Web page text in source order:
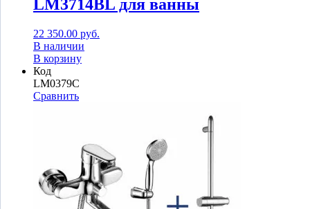
LM3714BL для ванны
22 350.00 руб.
В наличии
В корзину
Код
LM0379C
Сравнить